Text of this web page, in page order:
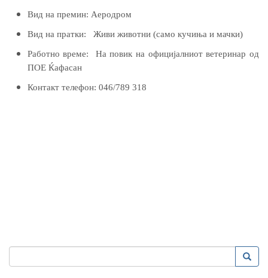
Вид на премин: Аеродром
Вид на пратки: Живи животни (само кучиња и мачки)
Работно време:
На повик на официјалниот ветеринар од
ПОЕ Ќафасан
Контакт телефон: 046/789 318
Search
Search